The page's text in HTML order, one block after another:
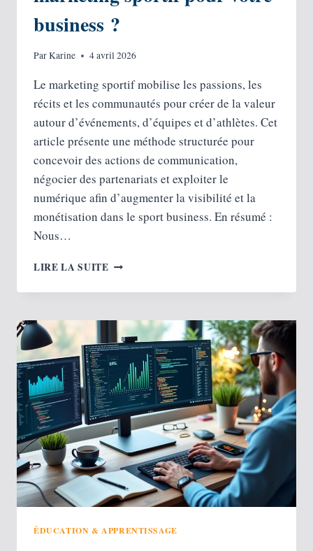
business ?
ParKarine 4 avril 2026
Le marketing sportif mobilise les passions, les
récits et les communautés pour créer de la valeur
autour d’événements, d’équipes et d’athlètes. Cet
article présente une méthode structurée pour
concevoir des actions de communication,
négocier des partenariats et exploiter le
numérique afin d’augmenter la visibilité et la
monétisation dans le sport business. En résumé :
Nous…
LIRE LA SUITE COMMENT
LE
SPORTIF
POUR
VOTRE
BUSINESS ?
ÉDUCATION & APPRENTISSAGE